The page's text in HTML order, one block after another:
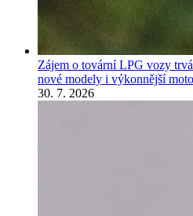
Zájem o tovární LPG vozy
nové modely i výkonnější
30. 7. 2026